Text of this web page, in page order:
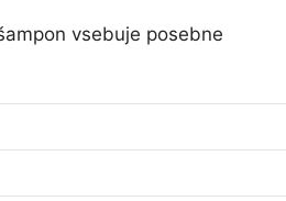
vsebuje posebne